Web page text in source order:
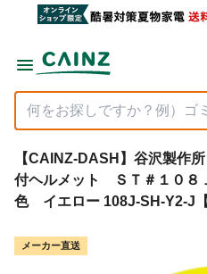
【CAINZ-DASH】谷沢製作
付ヘルメット ＳＴ＃１０８
色 イエロー 108J-SH-Y2-J【
メーカー直送